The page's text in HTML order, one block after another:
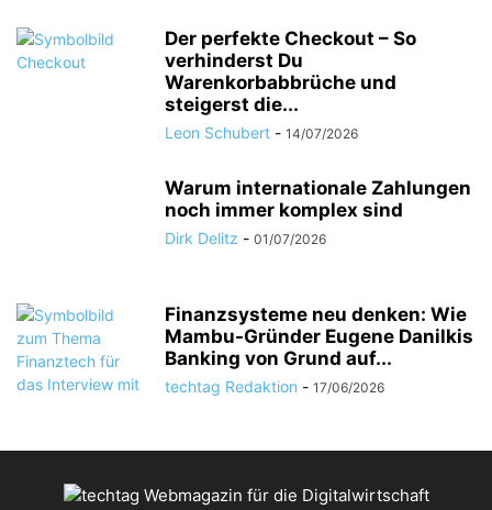
Der perfekte Checkout – So
verhinderst Du
Warenkorbabbrüche und
steigerst die...
Leon Schubert - 14/07/2026
Warum internationale Zahlungen
noch immer komplex sind
Dirk Delitz - 01/07/2026
Finanzsysteme neu denken: Wie
Mambu-Gründer Eugene Danilkis
Banking von Grund auf...
techtag Redaktion - 17/06/2026